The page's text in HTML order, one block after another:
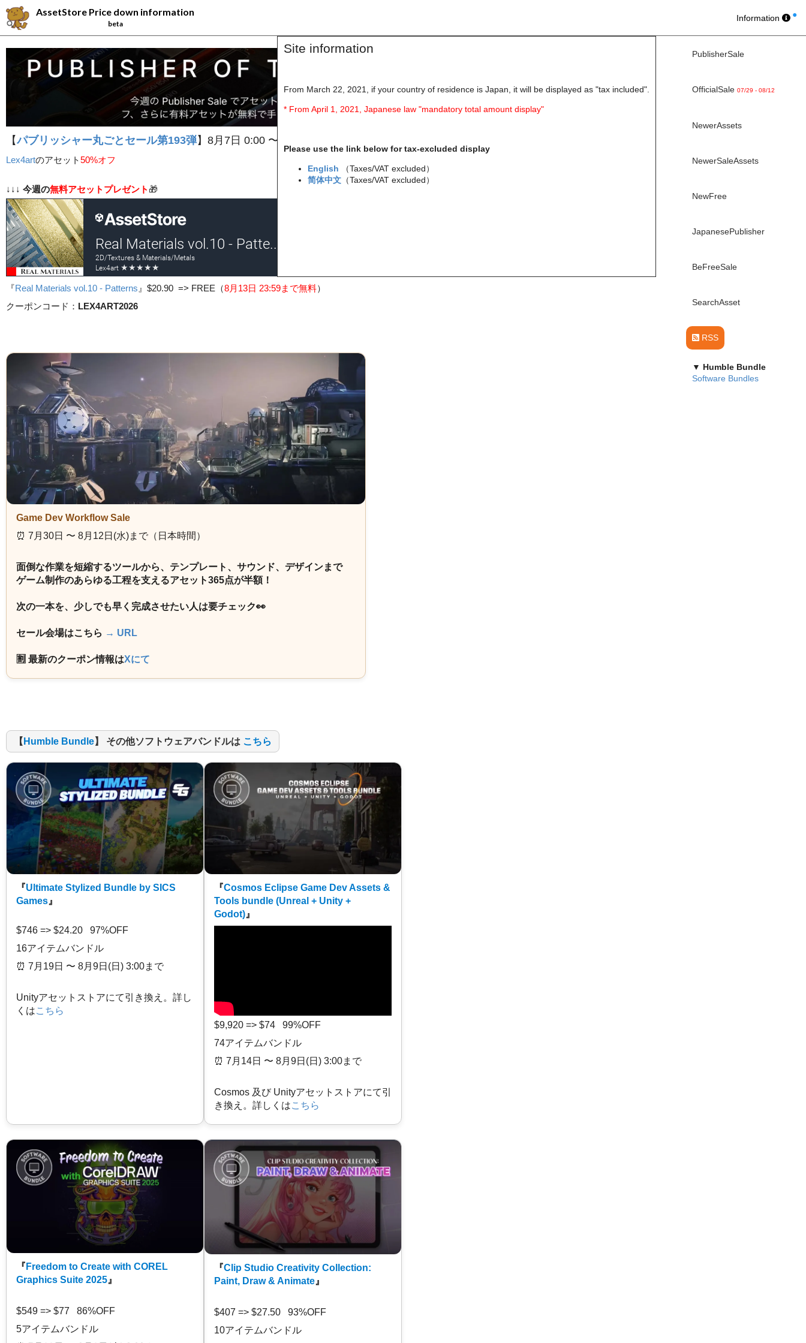
Site information
From March 22, 2021, if your country of residence is Japan, it will be displayed as "tax included".
* From April 1, 2021, Japanese law "mandatory total amount display"
Please use the link below for tax-excluded display
English
（Taxes/VAT excluded）
简体中文 （Taxes/VAT excluded）
AssetStore Price down information
beta
Information
【パブリッシャー丸ごとセール第193弾】8月7日 0:00 〜 8月13日(木) 23:59まで
Lex4artのアセット50%オフ
↓↓↓ 今週の無料アセットプレゼント 🎁
『Real Materials vol.10 - Patterns 』 $20.90 => FREE （8月13日 23:59まで無料）
クーポンコード： LEX4ART2026
Game Dev Workflow Sale
⏰️ 7月30日 〜 8月12日(水)まで（日本時間）
面倒な作業を短縮するツールから、テンプレート、サウンド、デザインまで
ゲーム制作のあらゆる工程を支えるアセット365点が半額！
次の一本を、少しでも早く完成させたい人は要チェック👀
セール会場はこちら → URL
🈹 最新のクーポン情報はXにて
【 Humble Bundle】 その他ソフトウェアバンドルは こちら
『Ultimate Stylized Bundle by SICS
Games』
$746 => $24.20 97%OFF
16アイテムバンドル
⏰️ 7月19日 〜 8月9日(日) 3:00まで
Unityアセットストアにて引き換え。詳し
くはこちら
『Cosmos Eclipse Game Dev Assets &
Tools bundle (Unreal + Unity +
Godot)』
$9,920 => $74 99%OFF
74アイテムバンドル
⏰️ 7月14日 〜 8月9日(日) 3:00まで
Cosmos 及び Unityアセットストアにて引
き換え。詳しくはこちら
『 Freedom to Create with COREL
Graphics Suite 2025 』
$549 => $77 86%OFF
5アイテムバンドル
『Clip Studio Creativity Collection:
Paint, Draw & Animate 』
$407 => $27.50 93%OFF
10アイテムバンドル
PublisherSale
OfficialSale 07/29 - 08/12
NewerAssets
NewerSaleAssets
NewFree
JapanesePublisher
BeFreeSale
SearchAsset
RSS
▼ Humble Bundle
Software Bundles